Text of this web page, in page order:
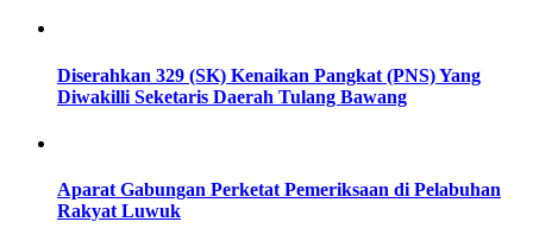
Diserahkan 329 (SK) Kenaikan Pangkat (PNS) Yang
Diwakilli Seketaris Daerah Tulang Bawang
Aparat Gabungan Perketat Pemeriksaan di Pelabuhan
Rakyat Luwuk